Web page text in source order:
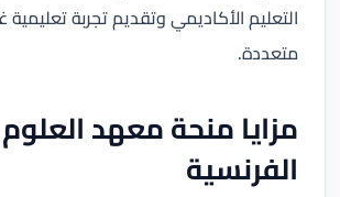
التعليم الأكاديمي وتقديم تجربة
متعددة.
مزايا منحة معهد العلوم
الفرنسية